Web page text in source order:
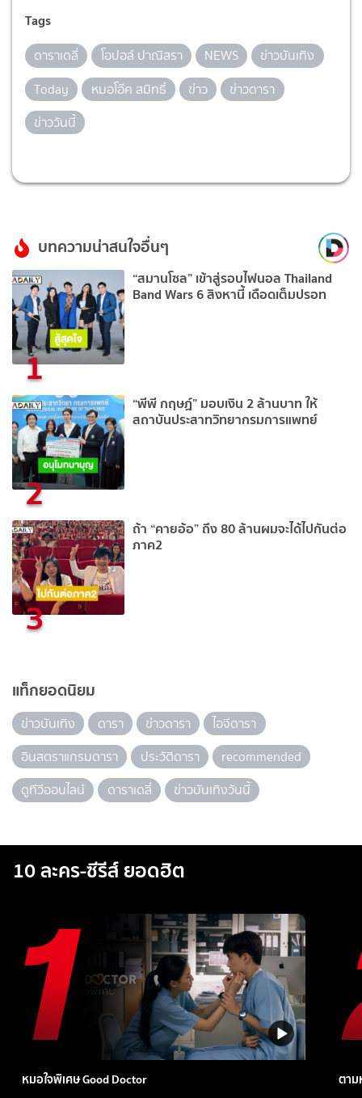
Tags
ดาราเดลี่ โอปอล์ ปาณิสรา NEWS
ข่าวบันเทิง
Today
หมอโอ๊ค สมิทธิ์ ข่าว
ข่าวดารา
ข่าววันนี้
บทความน่าสนใจอื่นๆ
1
“สมานโซล” เข้าสู่รอบไฟนอล Thailand
Band Wars 6 สิงหานี้ เดือดเต็มปรอท
2
“พีพี กฤษฏ์” มอบเงิน 2 ล้านบาท ให้
สถาบันประสาทวิทยากรมการแพทย์
3
ถ้า “คายอ้อ” ถึง 80 ล้านผมจะได้ไปกันต่อ
ภาค2
แท็กยอดนิยม
ข่าวบันเทิง ดารา ข่าวดารา
ไอจีดารา
อินสตราแกรมดารา
ประวัติดารา
recommended
ดูทีวีออนไลน์
ดาราเดลี่ ข่าวบันเทิงวันนี้
10 ละคร-ซีรีส์ ยอดฮิต
หมอใจพิเศษ Good Doctor ตาม